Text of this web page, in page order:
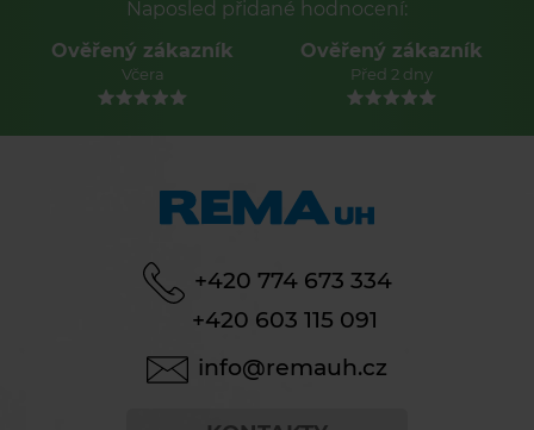
Naposled přidané hodnocení:
Ověřený zákazník
Včera
Ověřený zákazník
Před 2 dny
+420 774 673 334
+420 603 115 091
info@remauh.cz